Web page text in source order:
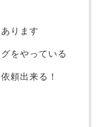
ります
をやっている
頼出来る！